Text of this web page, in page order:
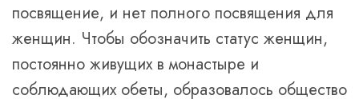
посвящение, и нет полного посвящения для
женщин. Чтобы обозначить статус женщин,
постоянно живущих в монастыре и
соблюдающих обеты, образовалось общество